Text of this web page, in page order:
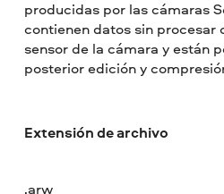
producidas por las cámaras
contienen datos sin procesar
sensor de la cámara y están
posterior edición y
Extensión de archivo
.arw